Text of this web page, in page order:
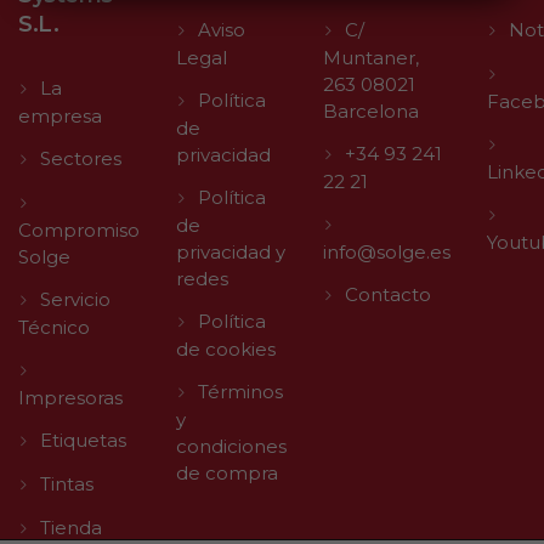
S.L.
La
empresa
Sectores
Compromiso
Solge
Servicio
Técnico
Impresoras
Etiquetas
Tintas
Tienda
Aviso
Legal
Política
de
privacidad
Política
de
privacidad y
redes
Política
de cookies
Términos
y
condiciones
de compra
C/
Muntaner,
263 08021
Barcelona
+34 93 241
22 21
info@solge.es
Contacto